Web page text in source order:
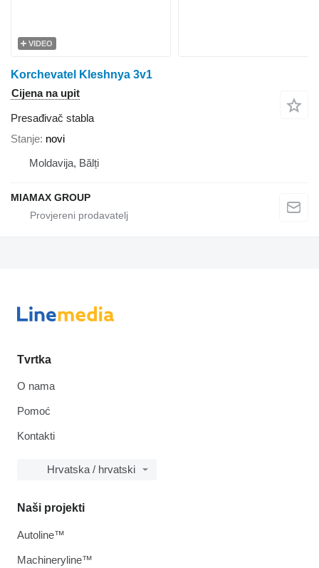
VIDEO
Korchevatel Kleshnya 3v1
Cijena na upit
Presađivač stabla
Stanje novi
Moldavija, Bălți
MIAMAX GROUP
Tvrtka
O nama
Pomoć
Kontakti
Hrvatska / hrvatski
Naši projekti
Autoline™
Machineryline™